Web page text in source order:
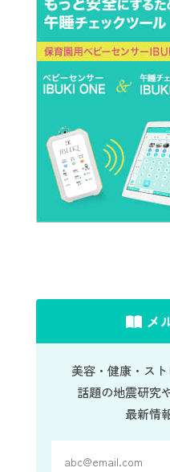
メ
美容・健康・ス
話題の地震研究
最新情